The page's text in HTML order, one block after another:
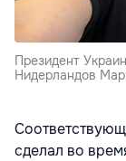
Президент
Нидерландов
сделал во